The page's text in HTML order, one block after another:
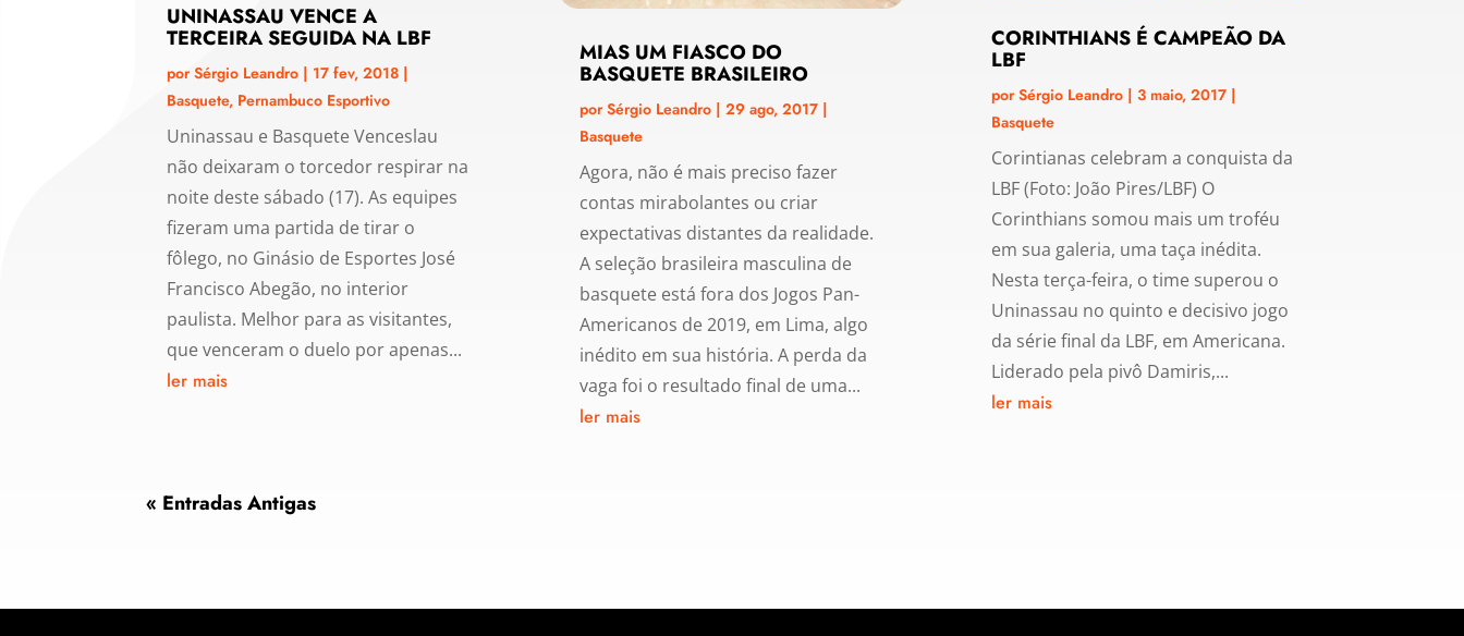
UNINASSAU VENCE A
TERCEIRA SEGUIDA NA LBF
porSérgio Leandro | 17 fev, 2018 |
Basquete, Pernambuco Esportivo
Uninassau e Basquete Venceslau
não deixaram o torcedor respirar na
noite deste sábado (17). As equipes
fizeram uma partida de tirar o
fôlego, no Ginásio de Esportes José
Francisco Abegão, no interior
paulista. Melhor para as visitantes,
que venceram o duelo por apenas...
ler mais
MIAS UM FIASCO DO
BASQUETE BRASILEIRO
porSérgio Leandro| 29 ago, 2017|
Basquete
Agora, não é mais preciso fazer
contas mirabolantes ou criar
expectativas distantes da realidade.
A seleção brasileira masculina de
basquete está fora dos Jogos Pan-
Americanos de 2019, em Lima, algo
inédito em sua história. A perda da
vaga foi o resultado final de uma...
ler mais
CORINTHIANS É CAMPEÃO DA
LBF
porSérgio Leandro| 3 maio, 2017|
Basquete
Corintianas celebram a conquista da
LBF (Foto: João Pires/LBF) O
Corinthians somou mais um troféu
em sua galeria, uma taça inédita.
Nesta terça-feira, o time superou o
Uninassau no quinto e decisivo jogo
da série final da LBF, em Americana.
Liderado pela pivô Damiris,...
ler mais
« Entradas Antigas